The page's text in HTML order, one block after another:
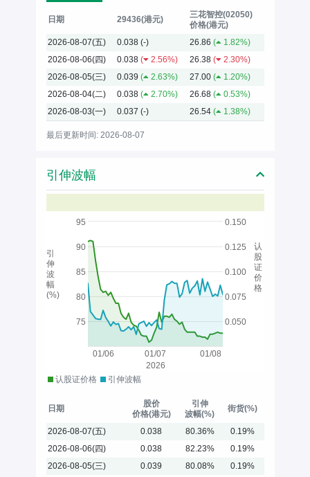
日期 29436(港元)
三花智控(02050)
价格(港元)
2026-08-07(五)
0.038 (-) 26.86 (
1.82%)
2026-08-06(四)
0.038 ( 2.56%) 26.38 (
2.30%)
2026-08-05(三)
0.039 ( 2.63%) 27.00 (
1.20%)
2026-08-04(二)
0.038 ( 2.70%) 26.68 (
0.53%)
2026-08-03(一)
0.037 (-) 26.54 ( 1.38%)
最后更新时间: 2026-08-07
引伸波幅
01/06 01/07 01/08
75
80
85
90
95
0.050
0.075
0.100
0.125
0.150
2026
引
伸
波
幅
(%)
认
股
证
价
格
认股证价格 引伸波幅
日期
股价
价格(港元)
引伸
波幅(%)
街货(%)
2026-08-07(五) 0.038 80.36%
0.19%
2026-08-06(四)
0.038 82.23%
0.19%
2026-08-05(三)
0.039 80.08%
0.19%